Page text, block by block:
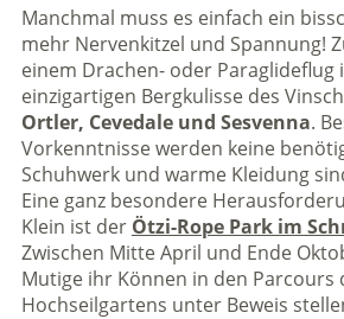
Manchmal muss es einfach ein
mehr Nervenkitzel und Spannung!
einem Drachen- oder
einzigartigen Bergkulisse des
Ortler, Cevedale und Sesvenna.
Vorkenntnisse werden keine
Schuhwerk und warme Kleidung
Eine ganz besondere
Klein ist der Ötzi-Rope Park im
Zwischen Mitte April und Ende
Mutige ihr Können in den Parcours
Hochseilgartens unter Beweis